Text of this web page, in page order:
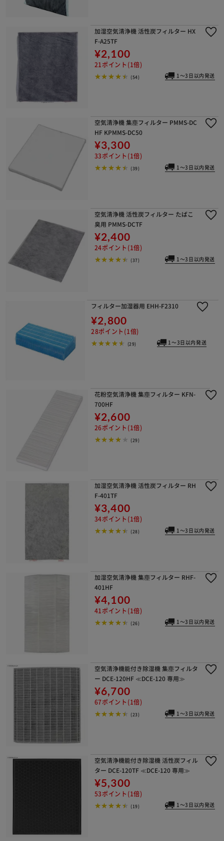
加湿空気清浄機 活性炭フィルター HX
F-A25TF
¥2,100
21ポイント(1倍)
(54) 1～3日以内発送
空気清浄機 集塵フィルター PMMS-DC
HF KPMMS-DC50
¥3,300
33ポイント(1倍)
(39) 1～3日以内発送
空気清浄機 活性炭フィルター たばこ
臭用 PMMS-DCTF
¥2,400
24ポイント(1倍)
(37) 1～3日以内発送
フィルター加湿器用 EHH-F2310
¥2,800
28ポイント(1倍)
(29) 1～3日以内発送
花粉空気清浄機 集塵フィルター KFN-
700HF
¥2,600
26ポイント(1倍)
(29)
加湿空気清浄機 活性炭フィルター RH
F-401TF
¥3,400
34ポイント(1倍)
(28) 1～3日以内発送
加湿空気清浄機 集塵フィルター RHF-
401HF
¥4,100
41ポイント(1倍)
(26) 1～3日以内発送
空気清浄機能付き除湿機 集塵フィルタ
ー DCE-120HF ≪DCE-120 専用≫
¥6,700
67ポイント(1倍)
(23) 1～3日以内発送
空気清浄機能付き除湿機 活性炭フィル
ター DCE-120TF ≪DCE-120 専用≫
¥5,300
53ポイント(1倍)
(19) 1～3日以内発送